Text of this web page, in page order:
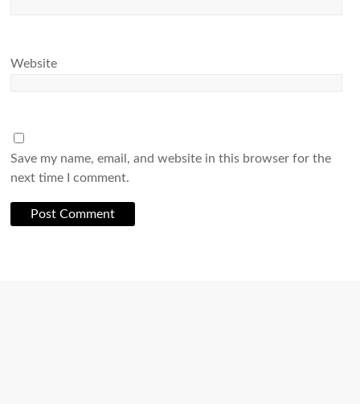
Website
Save my name, email, and website in this browser for the
next time I comment.